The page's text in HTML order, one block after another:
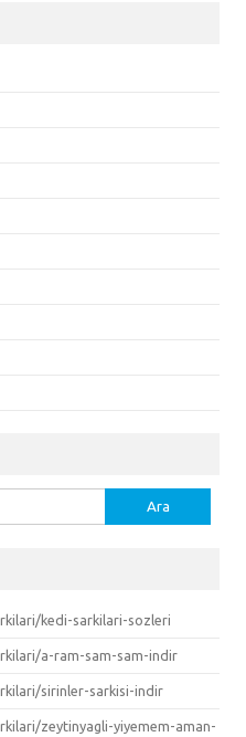
kedi-sarkilari-sozleri
a-ram-sam-sam-indir
sirinler-sarkisi-indir
zeytinyagli-yiyemem-aman-